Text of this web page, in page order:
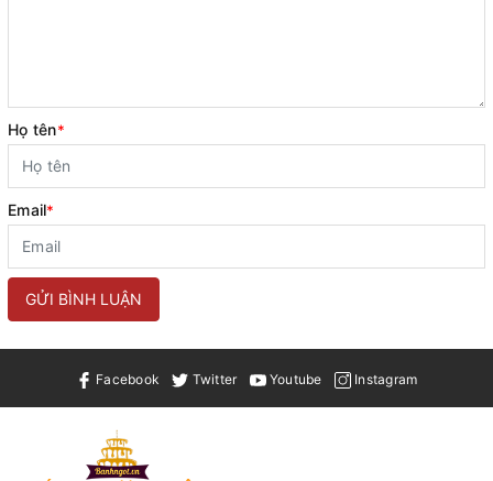
Họ tên*
Email*
GỬI BÌNH LUẬN
Facebook Twitter Youtube Instagram